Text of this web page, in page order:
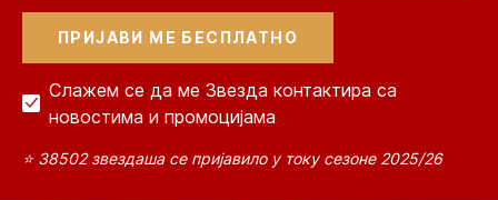
Слажем се да ме Звезда контактира са
новостима и промоцијама
⭐ 38502 звездаша се пријавило у току сезоне 2025/26